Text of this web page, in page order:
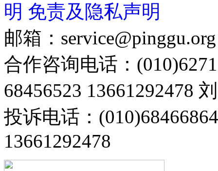
明 免责及隐私声明
邮箱：service@pinggu.org
合作咨询电话：
68456523 13661292478
投诉电话：
13661292478